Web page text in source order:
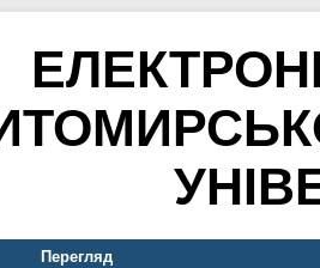
Перегляд